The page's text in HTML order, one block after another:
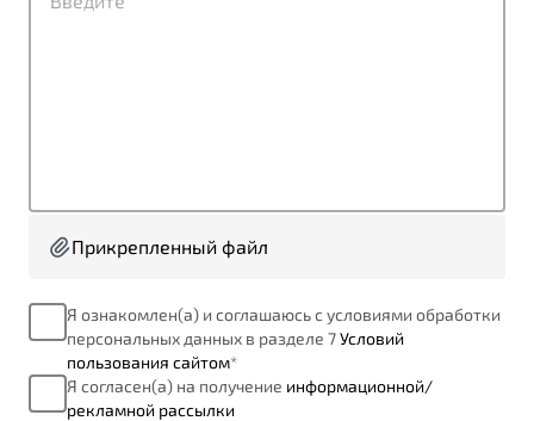
от 1 699 990 ₽*
Универсальный кроссовер
Тест-драйв
Автокредит
Спецпредложения
Преимущества программы
Запись на сервис
Калькулятор ТО
Клиентская поддержка
Прикрепленный файл
Я ознакомлен(а) и соглашаюсь с условиями обработки
персональных данных в разделе 7Условий
пользования сайтом*
Я согласен(а) на получение информационной/
рекламной рассылки